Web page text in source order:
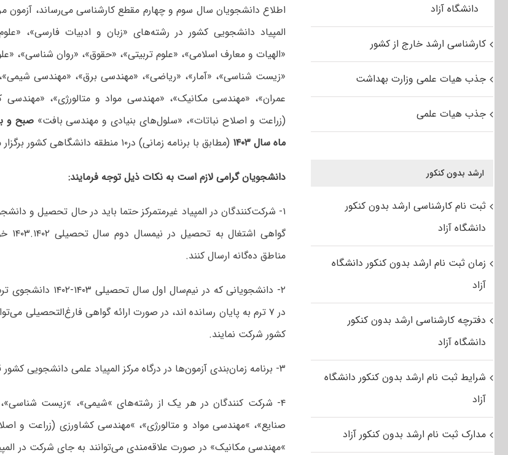
اطلاع دانشجویان سال سوم و چهارم مقطع کارشناسی می‌رساند، آزمون
المپیاد دانشجویی کشور در رشته‌های «زبان و ادبیات فارسی»،
«الهیات و معارف اسلامی»، «علوم تربیتی»، «حقوق»، «روان شناسی»،
«زیست شناسی»، «آمار»، «ریاضی»، «مهندسی برق»، «مهندسی
عمران»، «مهندسی مکانیک»، «مهندسی مواد و متالورژی»، «مهندسی
(زراعت و اصلاح نباتات»، «سلول‌های بنیادی و مهندسی بافت»
ماه سال ۱۴۰۳
(مطابق با برنامه زمانی) در۱۰ منطقه دانشگاهی کشور برگزار می‌شود.
دانشجویان گرامی لازم است به نکات ذیل توجه فرمایند:
۱- شرکت‌کنندگان در المپیاد غیرمتمرکز حتما باید در حال تحصیل و
مناطق ده‌گانه ارسال کنند.
۲- دانشجویانی که در
در ۷ ترم به پایان رسانده اند، در صورت ارائه گواهی فارغ‌التحصیلی
کشور شرکت نمایند.
۳- برنامه زمان‌بندی آزمون‌ها در درگاه مرکز المپیاد علمی دانشجویی کشور قابل دریافت می‌باشد.
۴- شرکت کنندگان در هر یک از رشته‌های »شیمی»، »زیست
صنایع»، »مهندسی مواد و متالورژی»، »مهندسی کشاورزی (زراعت و
»مهندسی مکانیک» در صورت علاقه‌مندی می‌توانند به جای شرکت در
دانشگاه آزاد
کارشناسی ارشد خارج از کشور
جذب هیات علمی وزارت بهداشت
جذب هیات علمی
ارشد بدون کنکور
ثبت نام کارشناسی ارشد بدون کنکور
دانشگاه آزاد
زمان ثبت نام ارشد بدون کنکور دانشگاه
آزاد
دفترچه کارشناسی ارشد بدون کنکور
دانشگاه آزاد
شرایط ثبت نام ارشد بدون کنکور دانشگاه
آزاد
مدارک ثبت نام ارشد بدون کنکور آزاد